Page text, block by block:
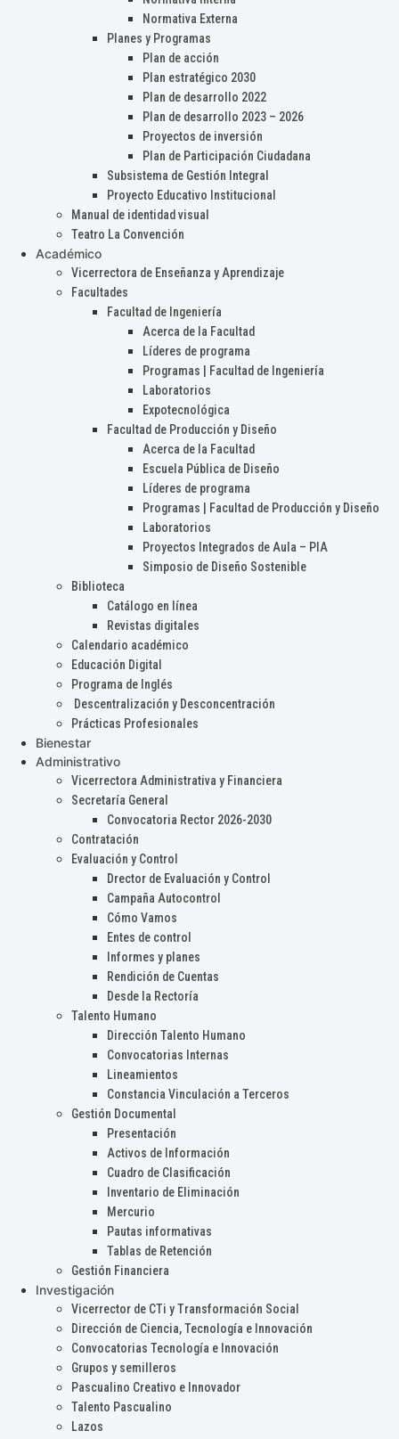
Normativa Externa
Planes y Programas
Plan de acción
Plan estratégico 2030
Plan de desarrollo 2022
Plan de desarrollo 2023 – 2026
Proyectos de inversión
Plan de Participación Ciudadana
Subsistema de Gestión Integral
Proyecto Educativo Institucional
Manual de identidad visual
Teatro La Convención
Académico
Vicerrectora de Enseñanza y Aprendizaje
Facultades
Facultad de Ingeniería
Acerca de la Facultad
Líderes de programa
Programas | Facultad de Ingeniería
Laboratorios
Expotecnológica
Facultad de Producción y Diseño
Acerca de la Facultad
Escuela Pública de Diseño
Líderes de programa
Programas | Facultad de Producción y Diseño
Laboratorios
Proyectos Integrados de Aula – PIA
Simposio de Diseño Sostenible
Biblioteca
Catálogo en línea
Revistas digitales
Calendario académico
Educación Digital
Programa de Inglés
Descentralización y Desconcentración
Prácticas Profesionales
Bienestar
Administrativo
Vicerrectora Administrativa y Financiera
Secretaría General
Convocatoria Rector 2026-2030
Contratación
Evaluación y Control
Drector de Evaluación y Control
Campaña Autocontrol
Cómo Vamos
Entes de control
Informes y planes
Rendición de Cuentas
Desde la Rectoría
Talento Humano
Dirección Talento Humano
Convocatorias Internas
Lineamientos
Constancia Vinculación a Terceros
Gestión Documental
Presentación
Activos de Información
Cuadro de Clasificación
Inventario de Eliminación
Mercurio
Pautas informativas
Tablas de Retención
Gestión Financiera
Investigación
Vicerrector de CTi y Transformación Social
Dirección de Ciencia, Tecnología e Innovación
Convocatorias Tecnología e Innovación
Grupos y semilleros
Pascualino Creativo e Innovador
Talento Pascualino
Lazos